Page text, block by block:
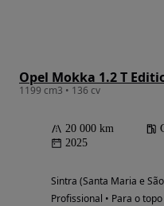
Opel Mokka 1.2 T
1199 cm3 • 136 cv
20 000 km
2025
Sintra (Santa Maria e
Profissional • Para o topo